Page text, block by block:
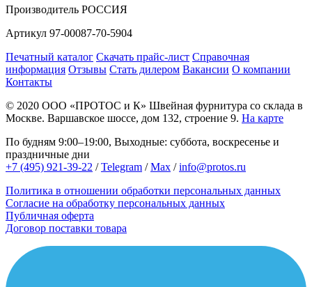
Производитель РОССИЯ
Артикул 97-00087-70-5904
Печатный каталог Скачать прайс-лист Справочная
информация Отзывы Стать дилером Вакансии О компании
Контакты
© 2020 ООО «ПРОТОС и К» Швейная фурнитура со склада в
Москве. Варшавское шоссе, дом 132, строение 9. На карте
По будням 9:00–19:00, Выходные: суббота, воскресенье и
праздничные дни
+7 (495) 921-39-22 /Telegram /Max /info@protos.ru
Политика в отношении обработки персональных данных
Согласие на обработку персональных данных
Публичная оферта
Договор поставки товара